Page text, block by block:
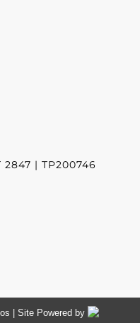
2847 | TP200746
| Site Powered by